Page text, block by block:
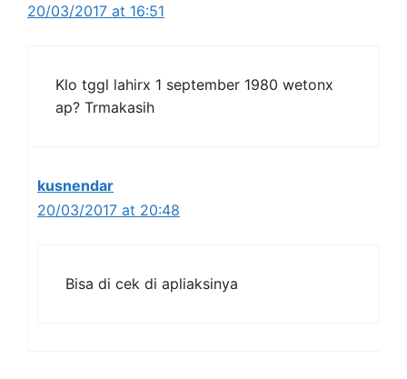
20/03/2017 at 16:51
Klo tggl lahirx 1 september 1980 wetonx
ap? Trmakasih
kusnendar
20/03/2017 at 20:48
Bisa di cek di apliaksinya